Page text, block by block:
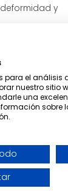
y
Privacidad
para el análisis
nuestro sitio
una
sobre